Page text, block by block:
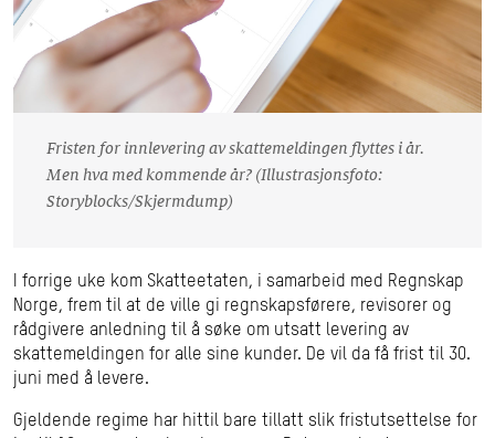
Fristen for innlevering av skattemeldingen flyttes i år.
Men hva med kommende år? (Illustrasjonsfoto:
Storyblocks/Skjermdump)
I forrige uke kom Skatteetaten, i samarbeid med Regnskap
Norge, frem til at de ville gi regnskapsførere, revisorer og
rådgivere anledning til å søke om utsatt levering av
skattemeldingen for alle sine kunder. De vil da få frist til 30.
juni med å levere.
Gjeldende regime har hittil bare tillatt slik fristutsettelse for